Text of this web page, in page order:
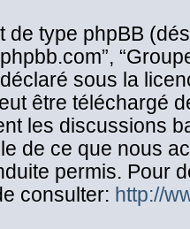
type phpBB
sous la
être téléchargé
les discussions
de ce que nous
permis. Pour
consulter: http://